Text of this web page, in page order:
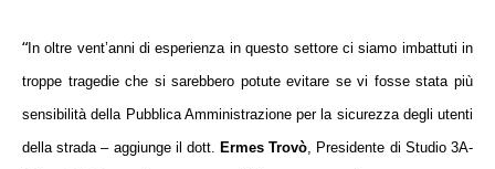
“ In oltre vent’anni di esperienza in questo settore ci siamo imbattuti in
troppe tragedie che si sarebbero potute evitare se vi fosse stata più
sensibilità della Pubblica Amministrazione per la sicurezza degli utenti
della strada– aggiunge il dott. Ermes Trovò, Presidente di Studio 3A-